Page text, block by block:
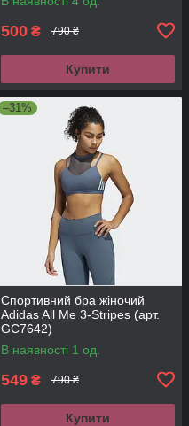
500 ₴ 790 ₴
Купити
–31%
Спортивний бра жіночий
Adidas All Me 3-Stripes (арт.
GC7642)
В наявності 1 од.
549 ₴ 790 ₴
Купити